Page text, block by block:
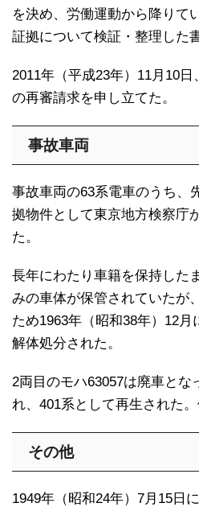
を決め、労働運動から降りて
証拠について検証・整理した
2011年（平成23年）11月10
の再審請求を申し立てた。
事故車両
事故車両の63系電車のうち、
拠物件として東京地方検察庁
た。
長年にわたり車籍を保持した
みの車体が保管されていたが
ため1963年（昭和38年）12月
解体処分された。
2両目のモハ63057は廃車とな
れ、401系として再生された
その他
1949年（昭和24年）7月15日